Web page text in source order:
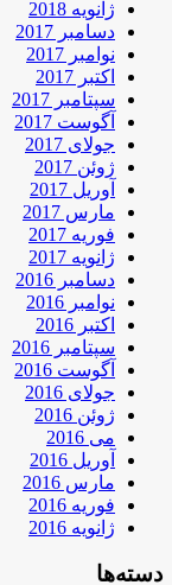
ژانویه 2018
دسامبر 2017
نوامبر 2017
اکتبر 2017
سپتامبر 2017
آگوست 2017
جولای 2017
ژوئن 2017
آوریل 2017
مارس 2017
فوریه 2017
ژانویه 2017
دسامبر 2016
نوامبر 2016
اکتبر 2016
سپتامبر 2016
آگوست 2016
جولای 2016
ژوئن 2016
می 2016
آوریل 2016
مارس 2016
فوریه 2016
ژانویه 2016
دسته‌ها